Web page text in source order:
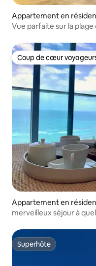
Appartement en
Vue parfaite sur la plage
Coup de cœur
Coup de cœur
Appartement en
merveilleux séjour à
Superhôte
Superhôte